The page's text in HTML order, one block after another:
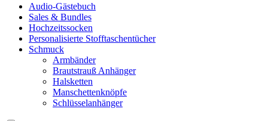
Audio-Gästebuch
Sales & Bundles
Hochzeitssocken
Personalisierte Stofftaschentücher
Schmuck
Armbänder
Brautstrauß Anhänger
Halsketten
Manschettenknöpfe
Schlüsselanhänger